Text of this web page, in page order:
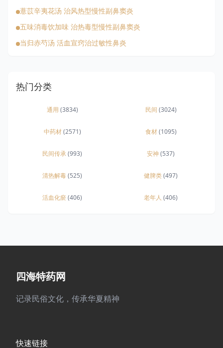
薏苡辛夷花汤 治风热型慢性副鼻窦炎
五味消毒饮加味 治热毒型慢性副鼻窦炎
当归赤芍汤 活血宣窍治过敏性鼻炎
热门分类
通用 (3834) 民间 (3024)
中药材(2571) 食材(1095)
民间传承(993) 安神(537)
清热解毒(525) 健脾类(497)
活血化瘀(406) 老年人 (406)
四海特药网
记录民俗文化，传承华夏精神
快速链接